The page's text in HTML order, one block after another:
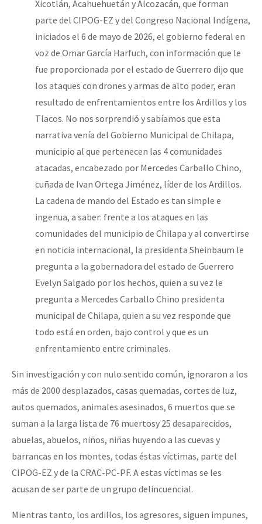
Xicotlán, Acahuehuetán y Alcozacán, que forman
parte del CIPOG-EZ y del Congreso Nacional Indígena,
iniciados el 6 de mayo de 2026, el gobierno federal en
voz de Omar García Harfuch, con información que le
fue proporcionada por el estado de Guerrero dijo que
los ataques con drones y armas de alto poder, eran
resultado de enfrentamientos entre los Ardillos y los
Tlacos. No nos sorprendió y sabíamos que esta
narrativa venía del Gobierno Municipal de Chilapa,
municipio al que pertenecen las 4 comunidades
atacadas, encabezado por Mercedes Carballo Chino,
cuñada de Ivan Ortega Jiménez, líder de los Ardillos.
La cadena de mando del Estado es tan simple e
ingenua, a saber: frente a los ataques en las
comunidades del municipio de Chilapa y al convertirse
en noticia internacional, la presidenta Sheinbaum le
pregunta a la gobernadora del estado de Guerrero
Evelyn Salgado por los hechos, quien a su vez le
pregunta a Mercedes Carballo Chino presidenta
municipal de Chilapa, quien a su vez responde que
todo está en orden, bajo control y que es un
enfrentamiento entre criminales.
Sin investigación y con nulo sentido común, ignoraron a los
más de 2000 desplazados, casas quemadas, cortes de luz,
autos quemados, animales asesinados, 6 muertos que se
suman a la larga lista de 76 muertosy 25 desaparecidos,
abuelas, abuelos, niños, niñas huyendo a las cuevas y
barrancas en los montes, todas éstas víctimas, parte del
CIPOG-EZ y de la CRAC-PC-PF. A estas víctimas se les
acusan de ser parte de un grupo delincuencial.
Mientras tanto, los ardillos, los agresores, siguen impunes,